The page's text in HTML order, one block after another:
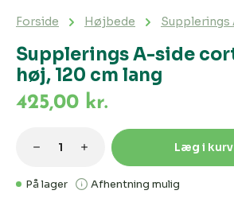
Supplerings A-side
høj, 120 cm lang
Forside Højbede Supplerings
425,00 kr.
På lager Afhentning mulig
Produktmængde: Læg i kurv